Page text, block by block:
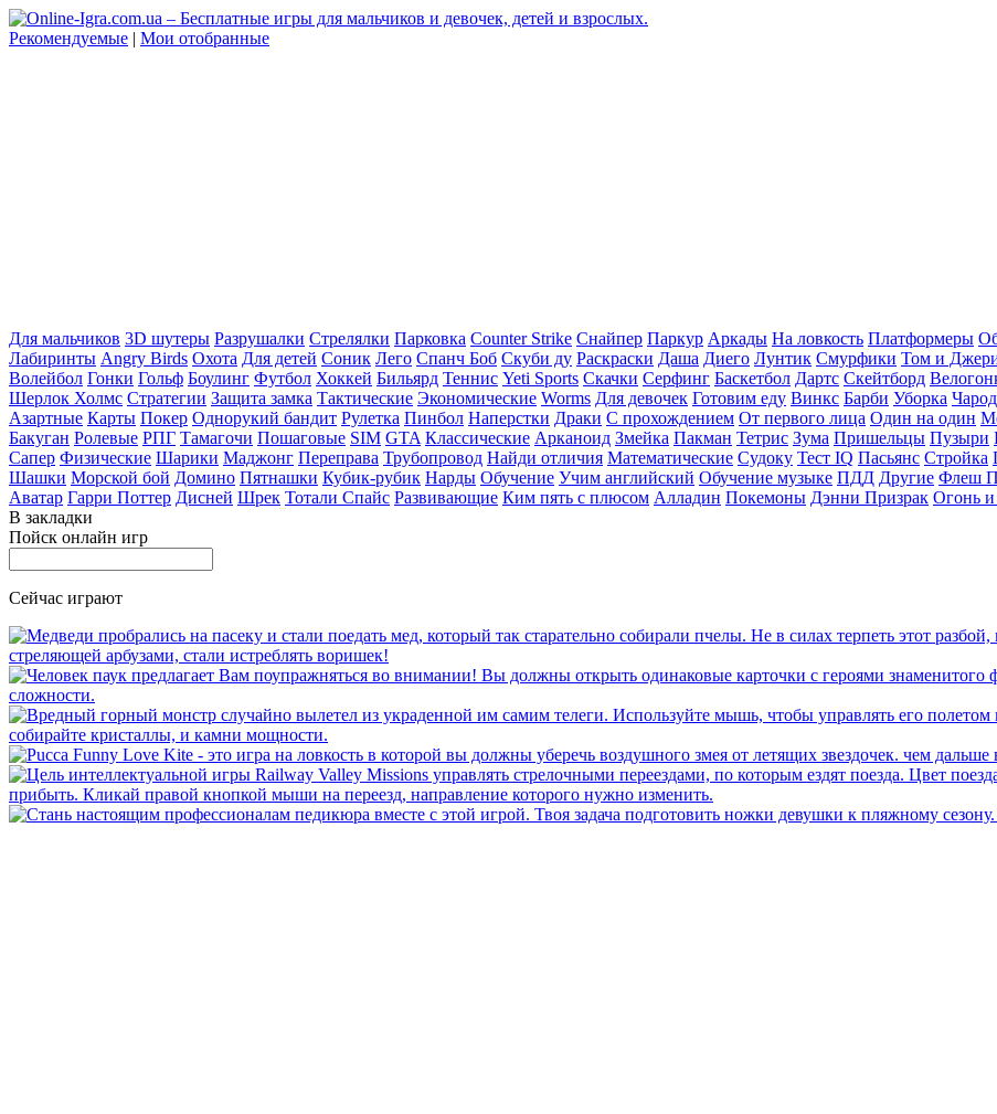
Рекомендуемые | Мои отобранные
Для мальчиков 3D шутеры Разрушалки Стрелялки Парковка Counter Strike Снайпер Паркур Аркады На ловкость Платформеры
Лабиринты Angry Birds Охота Для детей Соник Лего Спанч Боб Скуби ду Раскраски Даша Диего Лунтик Смурфики Том и
Волейбол Гонки Гольф Боулинг Футбол Хоккей Бильярд Теннис Yeti Sports Скачки Серфинг Баскетбол Дартс Скейтборд
Шерлок Холмс Стратегии Защита замка Тактические Экономические Worms Для девочек Готовим еду Винкс Барби Уборка
Азартные Карты Покер Однорукий бандит Рулетка Пинбол Наперстки Драки С прохождением От первого лица Один на один
Бакуган Ролевые РПГ Тамагочи Пошаговые SIM GTA Классические Арканоид Змейка Пакман Тетрис Зума Пришельцы Пузыри
Сапер Физические Шарики Маджонг Переправа Трубопровод Найди отличия Математические Судоку Тест IQ Пасьянс Стройка
Шашки Морской бой Домино Пятнашки Кубик-рубик Нарды Обучение Учим английский Обучение музыке ПДД Другие Флеш
Аватар Гарри Поттер Дисней Шрек Тотали Спайс Развивающие Ким пять с плюсом Алладин Покемоны Дэнни Призрак Огонь
В закладки
Пойск онлайн игр
Сейчас играют